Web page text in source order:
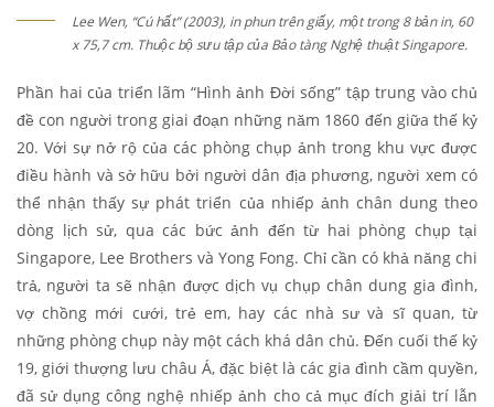
Lee Wen, “Cú hất” (2003), in phun trên giấy, một trong 8 bản in, 60
x 75,7 cm. Thuộc bộ sưu tập của Bảo tàng Nghệ thuật Singapore.
Phần hai của triển lãm “Hình ảnh Đời sống” tập trung vào chủ
đề con người trong giai đoạn những năm 1860 đến giữa thế kỷ
20. Với sự nở rộ của các phòng chụp ảnh trong khu vực được
điều hành và sở hữu bởi người dân địa phương, người xem có
thể nhận thấy sự phát triển của nhiếp ảnh chân dung theo
dòng lịch sử, qua các bức ảnh đến từ hai phòng chụp tại
Singapore, Lee Brothers và Yong Fong. Chỉ cần có khả năng chi
trả, người ta sẽ nhận được dịch vụ chụp chân dung gia đình,
vợ chồng mới cưới, trẻ em, hay các nhà sư và sĩ quan, từ
những phòng chụp này một cách khá dân chủ. Đến cuối thế kỷ
19, giới thượng lưu châu Á, đặc biệt là các gia đình cầm quyền,
đã sử dụng công nghệ nhiếp ảnh cho cả mục đích giải trí lẫn